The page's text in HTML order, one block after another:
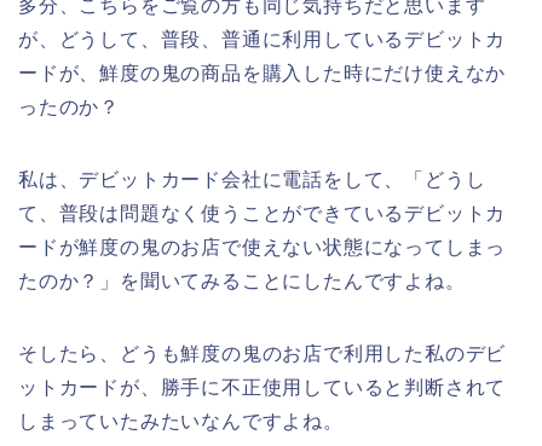
多分、こちらをご覧の方も同じ気持ちだと思います
が、どうして、普段、普通に利用しているデビットカ
ードが、鮮度の鬼の商品を購入した時にだけ使えなか
ったのか？
私は、デビットカード会社に電話をして、「どうし
て、普段は問題なく使うことができているデビットカ
ードが鮮度の鬼のお店で使えない状態になってしまっ
たのか？」を聞いてみることにしたんですよね。
そしたら、どうも鮮度の鬼のお店で利用した私のデビ
ットカードが、勝手に不正使用していると判断されて
しまっていたみたいなんですよね。